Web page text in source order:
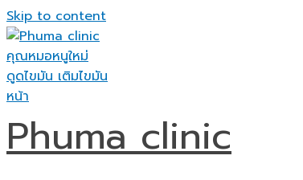
Skip to content
Phuma clinic